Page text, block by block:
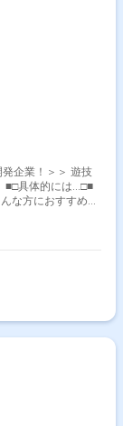
企業！＞＞ 遊技
■□具体的には…□■
な方におすすめで